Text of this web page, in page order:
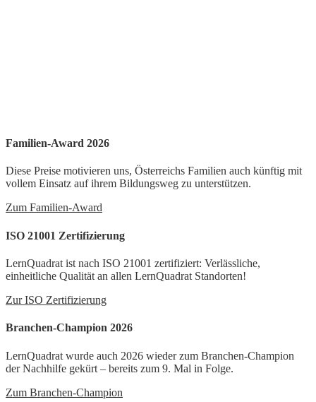
Familien-Award 2026
Diese Preise motivieren uns, Österreichs Familien auch künftig mit
vollem Einsatz auf ihrem Bildungsweg zu unterstützen.
Zum Familien-Award
ISO 21001 Zertifizierung
LernQuadrat ist nach ISO 21001 zertifiziert: Verlässliche,
einheitliche Qualität an allen LernQuadrat Standorten!
Zur ISO Zertifizierung
Branchen-Champion 2026
LernQuadrat wurde auch 2026 wieder zum Branchen-Champion
der Nachhilfe gekürt – bereits zum 9. Mal in Folge.
Zum Branchen-Champion